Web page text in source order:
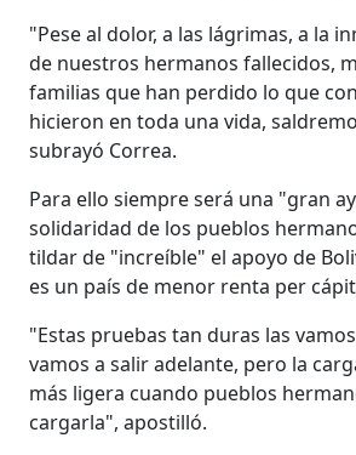
"Pese al dolor, a las lágrimas, a la
de nuestros hermanos fallecidos,
familias que han perdido lo que
hicieron en toda una vida,
subrayó Correa.
Para ello siempre será una "gran
solidaridad de los pueblos
tildar de "increíble" el apoyo de
es un país de menor renta per
"Estas pruebas tan duras las
vamos a salir adelante, pero la
más ligera cuando pueblos
cargarla", apostilló.